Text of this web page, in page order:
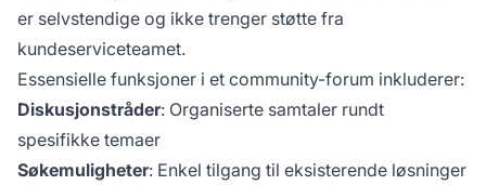
er selvstendige og ikke trenger støtte fra
kundeserviceteamet.
Essensielle funksjoner i et community-forum inkluderer:
Diskusjonstråder: Organiserte samtaler rundt
spesifikke temaer
Søkemuligheter: Enkel tilgang til eksisterende løsninger